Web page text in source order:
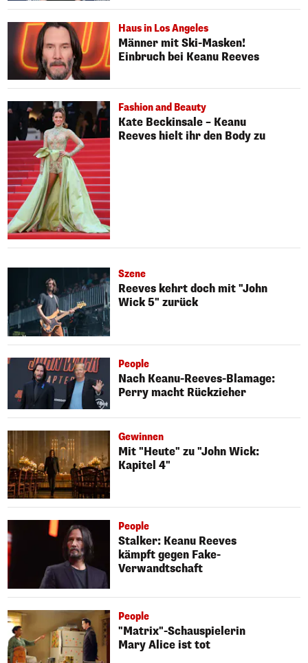
Haus in Los Angeles
Männer mit Ski-Masken!
Einbruch bei Keanu Reeves
Fashion and Beauty
Kate Beckinsale – Keanu
Reeves hielt ihr den Body zu
Szene
Reeves kehrt doch mit "John
Wick 5" zurück
People
Nach Keanu-Reeves-Blamage:
Perry macht Rückzieher
Gewinnen
Mit "Heute" zu "John Wick:
Kapitel 4"
People
Stalker: Keanu Reeves
kämpft gegen Fake-
Verwandtschaft
People
"Matrix"-Schauspielerin
Mary Alice ist tot